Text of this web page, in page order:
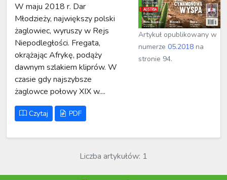
W maju 2018 r. Dar
Młodzieży, największy polski
żaglowiec, wyruszy w Rejs
Niepodległości. Fregata,
okrążając Afrykę, podąży
dawnym szlakiem kliprów. W
czasie gdy najszybsze
żaglowce połowy XIX w....
Czytaj PDF
Artykuł opublikowany w
numerze05.2018 na
stronie 94.
Liczba artykułów: 1